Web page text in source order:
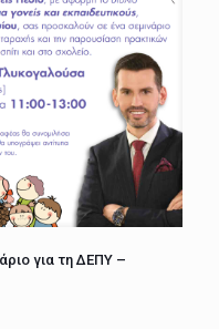
για τη ΔΕΠΥ –